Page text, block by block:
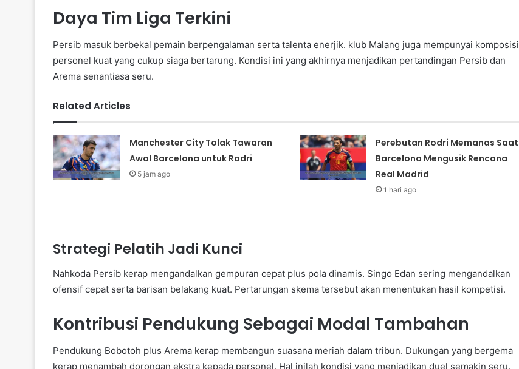
Daya Tim Liga Terkini
Persib masuk berbekal pemain berpengalaman serta talenta enerjik. klub Malang juga mempunyai komposisi
personel kuat yang cukup siaga bertarung. Kondisi ini yang akhirnya menjadikan pertandingan Persib dan
Arema senantiasa seru.
Related Articles
Manchester City Tolak Tawaran
Awal Barcelona untuk Rodri
5 jam ago
Perebutan Rodri Memanas Saat
Barcelona Mengusik Rencana
Real Madrid
1 hari ago
Strategi Pelatih Jadi Kunci
Nahkoda Persib kerap mengandalkan gempuran cepat plus pola dinamis. Singo Edan sering mengandalkan
ofensif cepat serta barisan belakang kuat. Pertarungan skema tersebut akan menentukan hasil kompetisi.
Kontribusi Pendukung Sebagai Modal Tambahan
Pendukung Bobotoh plus Arema kerap membangun suasana meriah dalam tribun. Dukungan yang bergema
kerap menambah dorongan ekstra kepada personel. Hal inilah kondisi yang menjadikan duel semakin seru.